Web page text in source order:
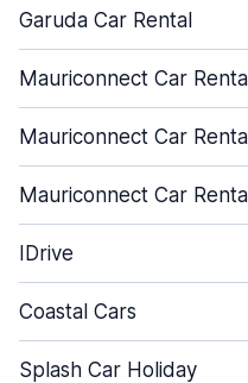
Garuda Car Rental
Mauriconnect Car Rental
Mauriconnect Car Rental
Mauriconnect Car Rental
IDrive
Coastal Cars
Splash Car Holiday